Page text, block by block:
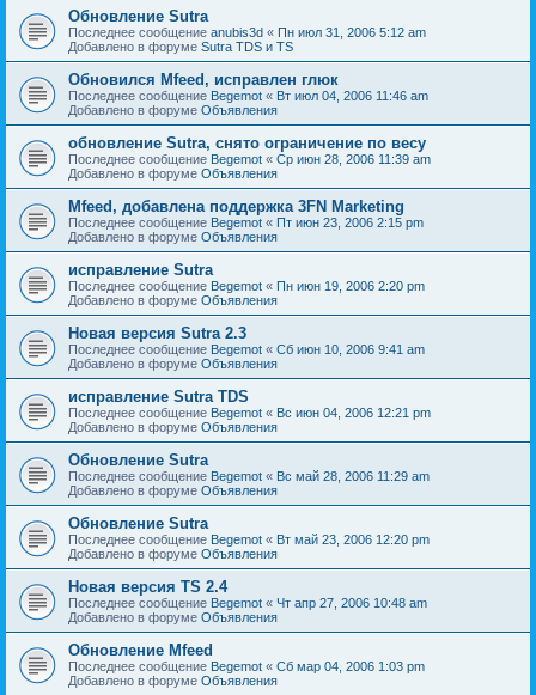
Обновление Sutra
Последнее сообщение anubis3d « Пн июл 31, 2006 5:12 am
Добавлено в форуме Sutra TDS и TS
Обновился Mfeed, исправлен глюк
Последнее сообщение Begemot « Вт июл 04, 2006 11:46 am
Добавлено в форуме Объявления
обновление Sutra, снято ограничение по весу
Последнее сообщение Begemot « Ср июн 28, 2006 11:39 am
Добавлено в форуме Объявления
Mfeed, добавлена поддержка 3FN Marketing
Последнее сообщение Begemot « Пт июн 23, 2006 2:15 pm
Добавлено в форуме Объявления
исправление Sutra
Последнее сообщение Begemot « Пн июн 19, 2006 2:20 pm
Добавлено в форуме Объявления
Новая версия Sutra 2.3
Последнее сообщение Begemot « Сб июн 10, 2006 9:41 am
Добавлено в форуме Объявления
исправление Sutra TDS
Последнее сообщение Begemot « Вс июн 04, 2006 12:21 pm
Добавлено в форуме Объявления
Обновление Sutra
Последнее сообщение Begemot « Вс май 28, 2006 11:29 am
Добавлено в форуме Объявления
Обновление Sutra
Последнее сообщение Begemot « Вт май 23, 2006 12:20 pm
Добавлено в форуме Объявления
Новая версия TS 2.4
Последнее сообщение Begemot « Чт апр 27, 2006 10:48 am
Добавлено в форуме Объявления
Обновление Mfeed
Последнее сообщение Begemot « Сб мар 04, 2006 1:03 pm
Добавлено в форуме Объявления